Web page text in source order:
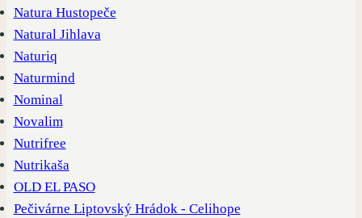
Natura Hustopeče
Natural Jihlava
Naturiq
Naturmind
Nominal
Novalim
Nutrifree
Nutrikaša
OLD EL PASO
Pečivárne Liptovský Hrádok - Celihope